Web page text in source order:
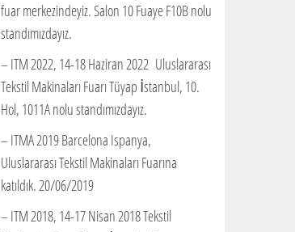
fuar merkezindeyiz. Salon 10 Fuaye F10B nolu
standımızdayız.
– ITM 2022, 14-18 Haziran 2022 Uluslararası
Tekstil Makinaları Fuarı Tüyap İstanbul, 10.
Hol, 1011A nolu standımızdayız.
– ITMA 2019 Barcelona Ispanya,
Uluslararası Tekstil Makinaları Fuarına
katıldık. 20/06/2019
– ITM 2018, 14-17 Nisan 2018 Tekstil